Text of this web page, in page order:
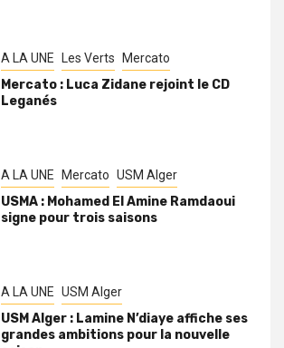
A LA UNE Les Verts Mercato
Mercato : Luca Zidane rejoint le CD
Leganés
A LA UNE Mercato USM Alger
USMA : Mohamed El Amine Ramdaoui
signe pour trois saisons
A LA UNE USM Alger
USM Alger : Lamine N’diaye affiche ses
grandes ambitions pour la nouvelle